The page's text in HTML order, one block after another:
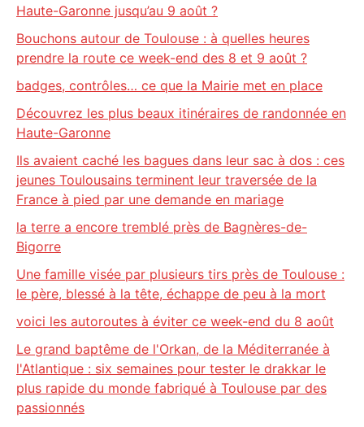
Haute-Garonne jusqu’au 9 août ?
Bouchons autour de Toulouse : à quelles heures
prendre la route ce week-end des 8 et 9 août ?
badges, contrôles… ce que la Mairie met en place
Découvrez les plus beaux itinéraires de randonnée en
Haute-Garonne
Ils avaient caché les bagues dans leur sac à dos : ces
jeunes Toulousains terminent leur traversée de la
France à pied par une demande en mariage
la terre a encore tremblé près de Bagnères-de-
Bigorre
Une famille visée par plusieurs tirs près de Toulouse :
le père, blessé à la tête, échappe de peu à la mort
voici les autoroutes à éviter ce week-end du 8 août
Le grand baptême de l'Orkan, de la Méditerranée à
l'Atlantique : six semaines pour tester le drakkar le
plus rapide du monde fabriqué à Toulouse par des
passionnés